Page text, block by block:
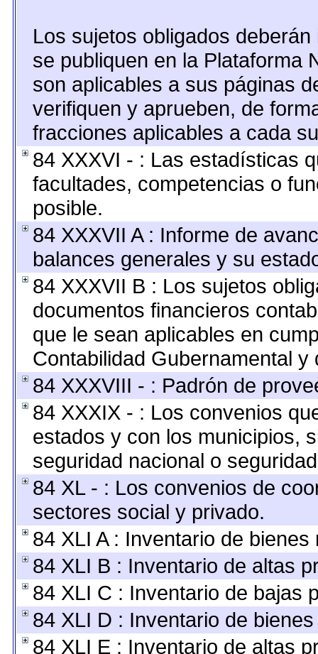
Los sujetos obligados
se publiquen en la Plataforma
son aplicables a sus páginas
verifiquen y aprueben, de
fracciones aplicables a cada
84 XXXVI - : Las estadísticas
facultades, competencias o
posible.
84 XXXVII A : Informe de
balances generales y su
84 XXXVII B : Los sujetos
documentos financieros
que le sean aplicables en
Contabilidad Gubernamental
84 XXXVIII - : Padrón de
84 XXXIX - : Los convenios
estados y con los municipios,
seguridad nacional o
84 XL - : Los convenios de
sectores social y privado.
84 XLI A : Inventario de bienes
84 XLI B : Inventario de altas
84 XLI C : Inventario de bajas
84 XLI D : Inventario de
84 XLI E : Inventario de altas